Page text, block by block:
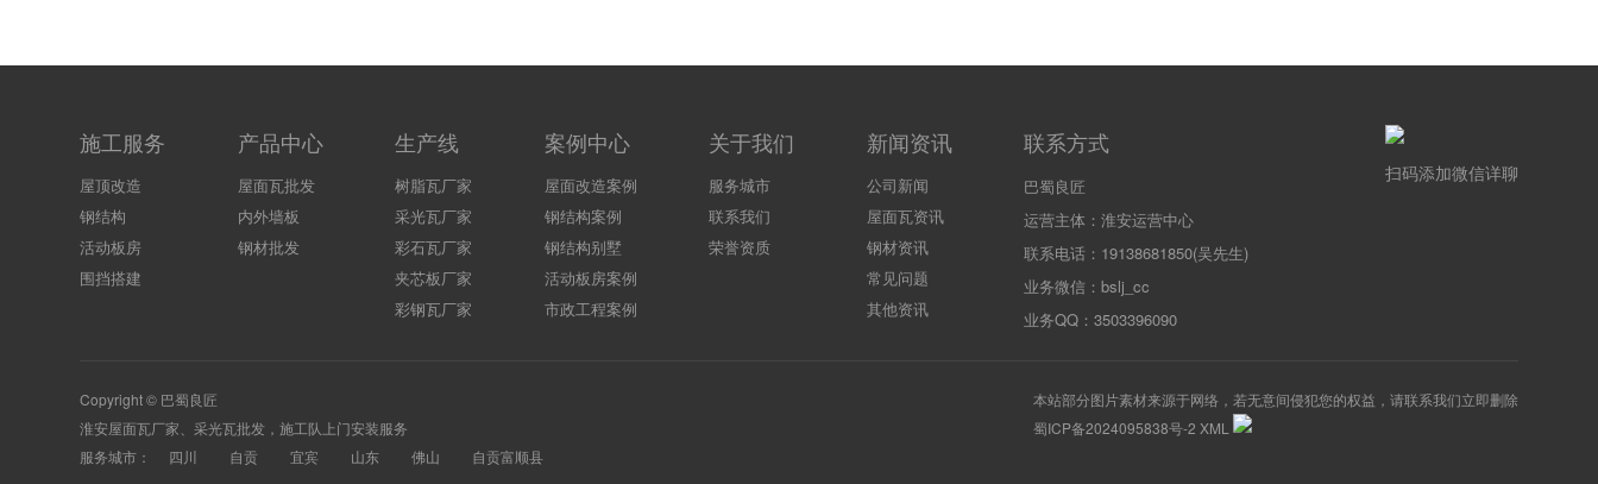
施工服务
屋顶改造
钢结构
活动板房
围挡搭建
产品中心
屋面瓦批发
内外墙板
钢材批发
生产线
树脂瓦厂家
采光瓦厂家
彩石瓦厂家
夹芯板厂家
彩钢瓦厂家
案例中心
屋面改造案例
钢结构案例
钢结构别墅
活动板房案例
市政工程案例
关于我们
服务城市
联系我们
荣誉资质
新闻资讯
公司新闻
屋面瓦资讯
钢材资讯
常见问题
其他资讯
联系方式
巴蜀良匠
运营主体：淮安运营中心
联系电话：19138681850(吴先生)
业务微信：bslj_cc
业务QQ：3503396090
扫码添加微信详聊
Copyright © 巴蜀良匠
淮安屋面瓦厂家 、采光瓦批发，施工队上门安装服务
服务城市： 四川 自贡 宜宾 山东 佛山 自贡富顺县
本站部分图片素材来源于网络，若无意间侵犯您的权益，请联系我们立即删除
蜀ICP备2024095838号-2 XML